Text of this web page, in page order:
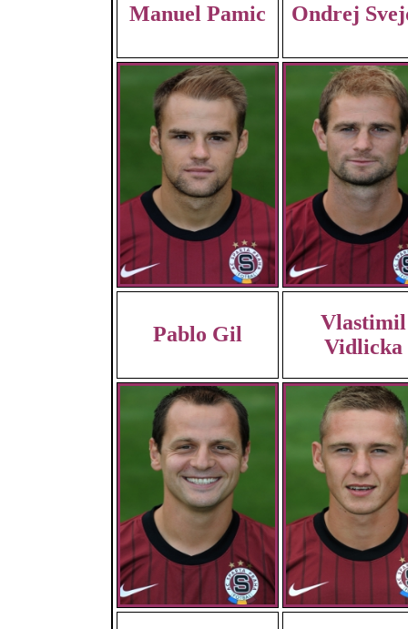
Manuel Pamic Ondrej
Pablo Gil
Vlastimil
Vidlicka